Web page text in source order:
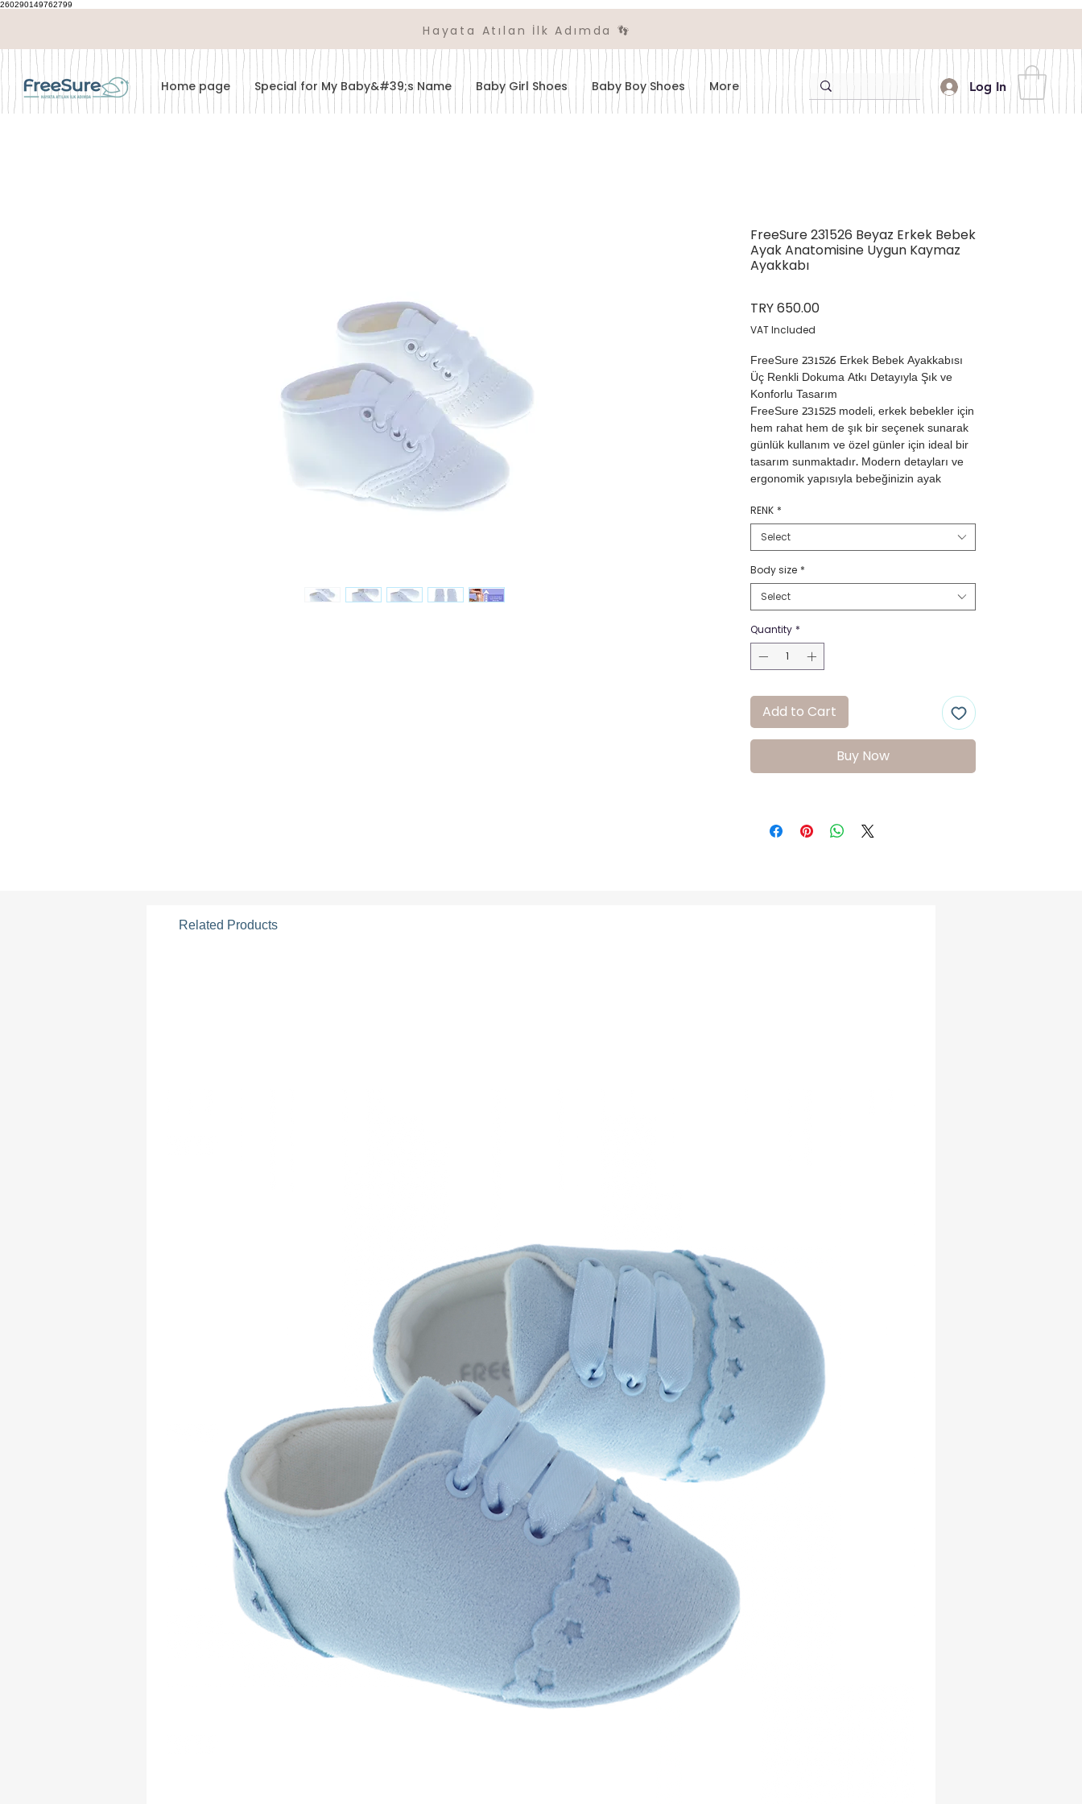
260290149762799
Hayata Atılan İlk Adımda 👣
Home page Special for My Baby&#39;s Name Baby Girl Shoes Baby Boy Shoes More Log In
FreeSure 231526 Beyaz Erkek Bebek
Ayak Anatomisine Uygun Kaymaz
Ayakkabı
TRY 650.00Price
VAT Included
FreeSure 231526 Erkek Bebek Ayakkabısı
Üç Renkli Dokuma Atkı Detayıyla Şık ve
Konforlu Tasarım
FreeSure 231525 modeli, erkek bebekler için
hem rahat hem de şık bir seçenek sunarak
günlük kullanım ve özel günler için ideal bir
tasarım sunmaktadır. Modern detayları ve
ergonomik yapısıyla bebeğinizin ayak
•Poliüretan Deri İç ve Dış Yüzey: Dayanıklı,
uygundur.
•Üç Renkli Dokuma Atkı Detayı: Ön
kısmında yer alan üç renkli dokuma atkısı,
kazandırır.
•Bebek Ayak Anatomisine Uygun:
Ergonomik tasarımı ile bebeğinizin ayağını
sıkmadan rahatça kavrar ve doğal gelişimini
FreeSure 231525 Erkek Bebek Ayakkabısı,
RENK *
Select
Body size *
Select
Quantity *
Add to Cart
Buy Now
Related Products